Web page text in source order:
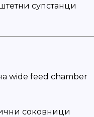
супстанци
wide feed chamber
соковници